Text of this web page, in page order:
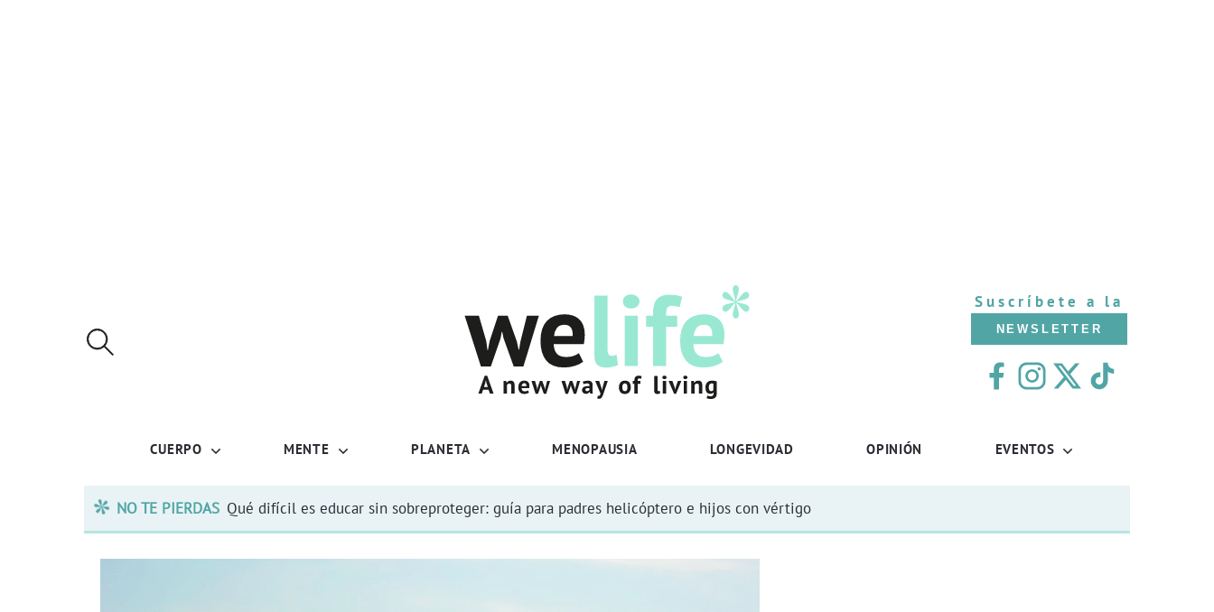
Suscríbete a la
NEWSLETTER
CUERPO MENTE PLANETA MENOPAUSIA LONGEVIDAD OPINIÓN EVENTOS
NO TE PIERDAS Qué difícil es educar sin sobreproteger: guía para padres helicóptero e hijos con vértigo